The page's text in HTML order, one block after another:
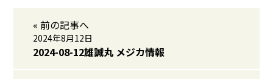
« 前の記事へ
2024年8月12日
2024-08-12雄誠丸 メジカ情報